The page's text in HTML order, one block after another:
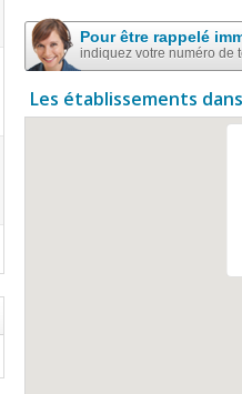
Pour être rappelé
indiquez votre numéro de
Les établissements